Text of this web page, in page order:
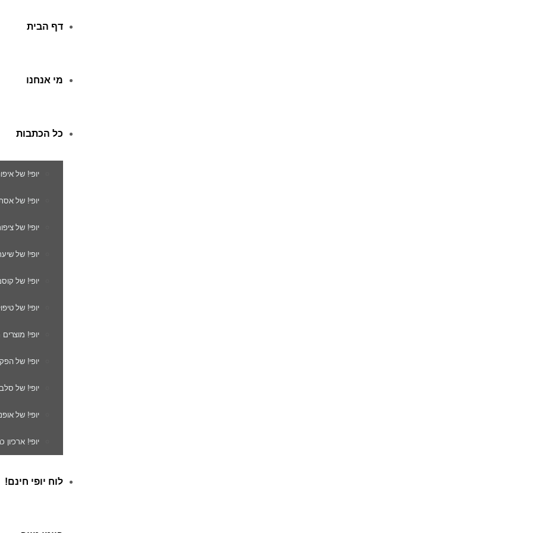
דף הבית
מי אנחנו
כל הכתבות
יופי! של
יופי! של
יופי! של
יופי! של
יופי! של
יופי! של
יופי!
יופי! של
יופי! של
יופי! של
יופי! ארכיון
לוח יופי חינם!